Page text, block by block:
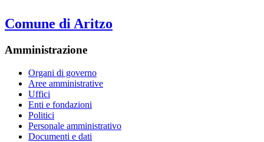
Comune di Aritzo
Amministrazione
Organi di governo
Aree amministrative
Uffici
Enti e fondazioni
Politici
Personale amministrativo
Documenti e dati